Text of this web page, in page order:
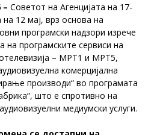
– Советот на Агенцијата на 17-
12 мај, врз основа на
програмски надзори изрече
на програмските сервиси на
– МРТ1 и МРТ5,
комерцијална
производи“ во програмата
што е спротивно на
медиумски услуги.